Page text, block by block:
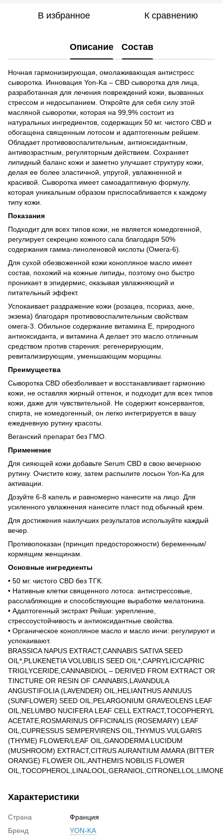
В избранное К сравнению
Описание Состав
Ночная гармонизирующая, омолаживающая антистресс
сыворотка. Инновация Yon-Ka – CBD сыворотка для лица,
разработанная для лечения повреждений кожи, вызванных
стрессом и недосыпанием. Откройте для себя силу этой
масляной сыворотки, которая на 99,9% состоит из
натуральных ингредиентов, содержащих 50 мг. чистого CBD и
обогащена священным лотосом и адаптогенным рейшем.
Обладает противовоспалительным, антиоксидантным,
антивозрастным, регуляторным действием. Сохраняет
липидный баланс кожи и заметно улучшает структуру кожи,
делая ее более эластичной, упругой, увлажненной и
красивой. Сыворотка имеет самоадаптивную формулу,
которая уникальным образом приспосабливается к каждому
типу кожи.
Показания
Подходит для всех типов кожи, не является комедогенной,
регулирует секрецию кожного сала благодаря 50%
содержания гамма-линоленовой кислоты (Омега-6).
Для сухой обезвоженной кожи конопляное масло имеет
состав, похожий на кожные липиды, поэтому оно быстро
проникает в эпидермис, оказывая увлажняющий и
питательный эффект.
Успокаивает раздражение кожи (розацеа, псориаз, акне,
экзема) благодаря противовоспалительным свойствам
омега-3. Обильное содержание витамина Е, природного
антиоксиданта, и витамина А делает это масло отличным
средством против старения: регенерирующим,
ревитализирующим, уменьшающим морщины.
Преимущества
Сыворотка CBD обезболивает и восстанавливает гармонию
кожи, не оставляя жирный оттенок, и подходит для всех типов
кожи, даже для чувствительной. Не содержит консервантов,
спирта, не комедогенный, он легко интегрируется в вашу
ежедневную рутину красоты.
Веганский препарат без ГМО.
Применение
Для сияющей кожи добавьте Serum CBD в свою вечернюю
рутину. Очистите кожу, затем распылите лосьон Yon-Ka для
активации.
Дозуйте 6-8 капель и равномерно нанесите на лицо. Для
усиленного увлажнения нанесите пласт под обычный крем.
Для достижения наилучших результатов используйте каждый
вечер.
Противопоказан (принцип предосторожности) беременным/
кормящим женщинам.
Основные ингредиенты
• 50 мг. чистого CBD без ТГК.
• Нативные клетки священного лотоса: антистрессовые,
расслабляющие и способствующие выработке мелатонина.
• Адаптогенный экстракт Рейши: укрепление,
стрессоустойчивость и антиоксидантные свойства.
• Органическое конопляное масло и масло инчи: регулируют и
успокаивают.
BRASSICA NAPUS EXTRACT,CANNABIS SATIVA SEED
OIL*,PLUKENETIA VOLUBILIS SEED OIL*,CAPRYLIC/CAPRIC
TRIGLYCERIDE,CANNABIDIOL – DERIVED FROM EXTRACT OR
TINCTURE OR RESIN OF CANNABIS,LAVANDULA
ANGUSTIFOLIA (LAVENDER) OIL,HELIANTHUS ANNUUS
(SUNFLOWER) SEED OIL,PELARGONIUM GRAVEOLENS LEAF
OIL,NELUMBO NUCIFERA LEAF CELL EXTRACT,TOCOPHERYL
ACETATE,ROSMARINUS OFFICINALIS (ROSEMARY) LEAF
OIL,CUPRESSUS SEMPERVIRENS OIL,THYMUS VULGARIS
(THYME) FLOWER/LEAF OIL,GANODERMA LUCIDUM
(MUSHROOM) EXTRACT,CITRUS AURANTIUM AMARA (BITTER
ORANGE) FLOWER OIL,ANTHEMIS NOBILIS FLOWER
Характеристики
Страна
Франция
Бренд
YON-KA